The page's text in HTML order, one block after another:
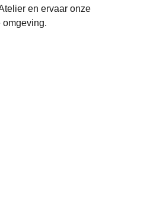
en ervaar onze